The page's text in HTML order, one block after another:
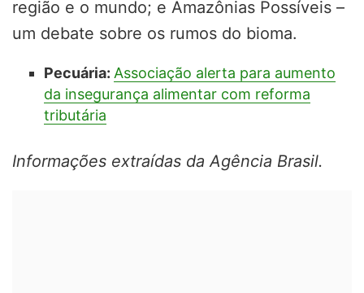
região e o mundo; e Amazônias Possíveis –
um debate sobre os rumos do bioma.
Pecuária: Associação alerta para aumento
da insegurança alimentar com reforma
tributária
Informações extraídas da Agência Brasil.